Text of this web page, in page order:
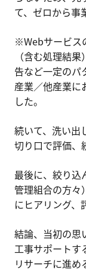
て、ゼロから事
※Webサービス
（含む処理結
告など一定のパ
産業／他産業に
した。
続いて、洗い出
切り口で評価、
最後に、絞り込
管理組合の方々
にヒアリング、
結論、当初の思
工事サポートす
リサーチに進め